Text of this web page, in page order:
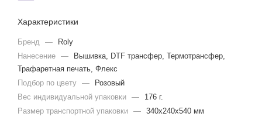
Характеристики
Бренд —
Roly
Нанесение —
Вышивка, DTF трансфер, Термотрансфер,
Трафаретная печать, Флекс
Подбор по цвету —
Розовый
Вес индивидуальной упаковки —
176 г.
Размер транспортной упаковки — 340x240x540 мм